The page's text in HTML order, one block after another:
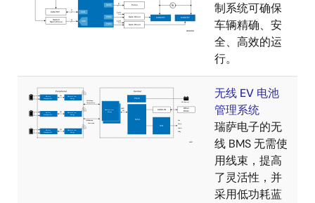
制系统可确保
车辆精确、安
全、高效的运
行。
无线 EV 电池
管理系统
瑞萨电子的无
线 BMS 无需使
用线束，提高
了灵活性，并
采用低功耗蓝